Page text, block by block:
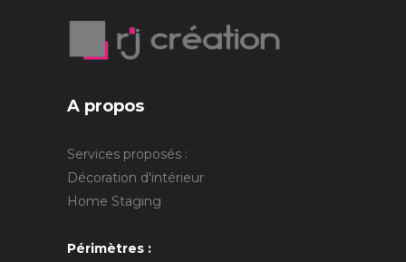
A propos
Services proposés :
Décoration d'intérieur
Home Staging
Périmètres :